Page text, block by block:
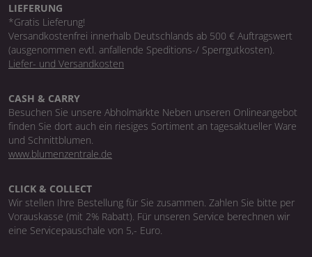
LIEFERUNG
*Gratis Lieferung!
Versandkostenfrei innerhalb Deutschlands ab 500 € Auftragswert
(ausgenommen evtl. anfallende Speditions-/ Sperrgutkosten).
Liefer- und Versandkosten
CASH & CARRY
Besuchen Sie unsere Abholmärkte Neben unseren Onlineangebot
finden Sie dort auch ein riesiges Sortiment an tagesaktueller Ware
und Schnittblumen.
www.blumenzentrale.de
CLICK & COLLECT
Wir stellen Ihre Bestellung für Sie zusammen. Zahlen Sie bitte per
Vorauskasse (mit 2% Rabatt). Für unseren Service berechnen wir
eine Servicepauschale von 5,- Euro.